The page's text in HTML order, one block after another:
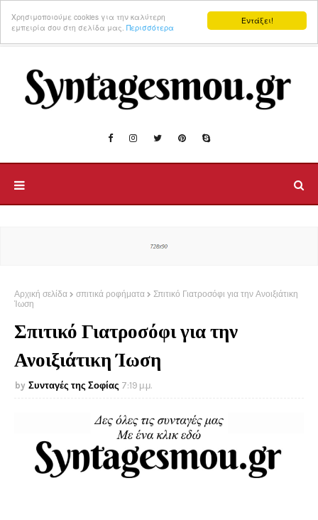
Εντάξει!
Χρησιμοποιούμε cookies για την καλύτερη
εμπειρία σου στη σελίδα μας. Περισσότερα
Αρχική σελίδα σπιτικά ροφήματα
Σπιτικό Γιατροσόφι για την Ανοιξιάτικη
Ίωση
Σπιτικό Γιατροσόφι για την
Ανοιξιάτικη Ίωση
Συνταγές της Σοφίας 7:19 μ.μ.